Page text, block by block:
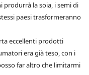
produrrà la soia, i semi di
paesi trasformeranno
eccellenti prodotti
era già teso, con i
far altro che limitarmi